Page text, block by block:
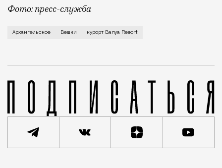
Фото: пресс-служба
Формат загородного банного отдыха возле
Архангельское Вешки курорт Banya Resort